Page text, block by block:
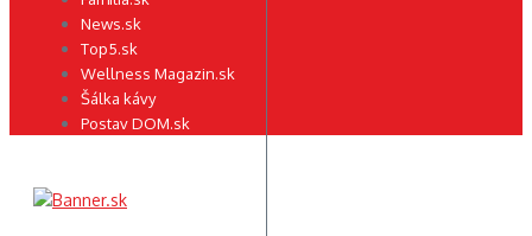
News.sk
Top5.sk
Wellness Magazin.sk
Šálka kávy
Postav DOM.sk